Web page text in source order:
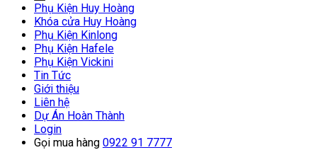
Phụ Kiện Huy Hoàng
Khóa cửa Huy Hoàng
Phụ Kiện Kinlong
Phụ Kiện Hafele
Phụ Kiện Vickini
Tin Tức
Giới thiệu
Liên hệ
Dự Án Hoàn Thành
Login
Gọi mua hàng 0922 91 7777